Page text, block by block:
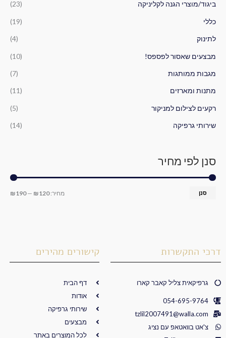
:
ביגוד/מוצרי הגנה לקליניקה (23)
כללי (19)
לתינוק (4)
מבצעים שאסור לפספס! (10)
מגבות ממותגות (7)
מתנות ומארזים (11)
רקעים לצילום למניקור (5)
שירותי גרפיקה (14)
סנן לפי מחיר
יי
סנן מחיר:₪120
—
₪190
דרכי התקשרות
גרפיקאית צליל קאבר קארו
054-695-9764
tzlil2007491@walla.com
צ'אט בוואטאפ עם נציג
קישורים מהירים
דף הבית
אודות
שירותי גרפיקה
מבצעים
לכל המוצרים באתר